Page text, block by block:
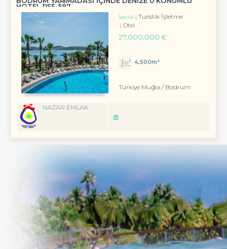
HOTEL REF-597
Satılık
Turistik İşletme
Otel
27,000,000 €
4,500m²
Türkiye Muğla / Bodrum
NAZAR EMLAK